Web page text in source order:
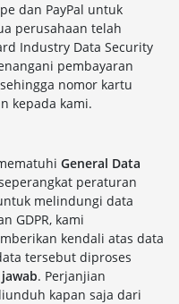
dan PayPal untuk
perusahaan telah
Industry Data Security
pembayaran
nomor kartu
kepada kami.
General Data
peraturan
melindungi data
GDPR, kami
kendali atas data
tersebut diproses
. Perjanjian
kapan saja dari